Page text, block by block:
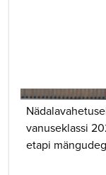
vanuseklassi
etapi